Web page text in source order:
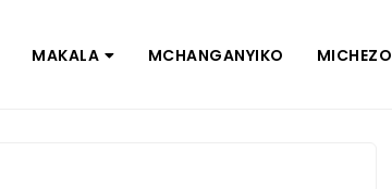
MAKALA MCHANGANYIKO MICHEZO